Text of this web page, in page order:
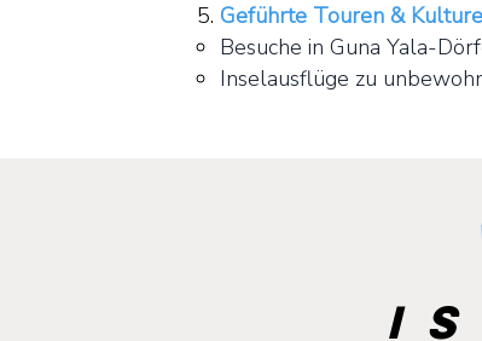
Geführte Touren &
Besuche in Guna Yala-
Inselausflüge zu